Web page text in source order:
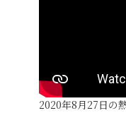
2020年8月27日の